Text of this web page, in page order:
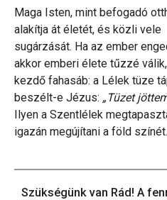
Maga Isten, mint befogadó
alakítja át életét, és közli vele
sugárzását. Ha az ember
akkor emberi élete tűzzé
kezdő fahasáb: a Lélek tüze
beszélt-e Jézus: „Tüzet
Ilyen a Szentlélek
igazán megújítani a föld színét.
Szükségünk van Rád! A